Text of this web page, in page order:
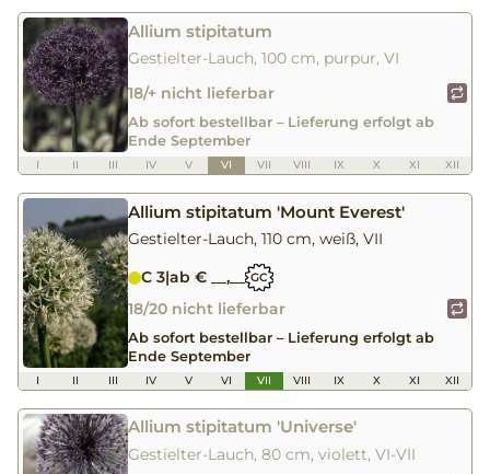
Allium stipitatum
Gestielter-Lauch, 100 cm, purpur, VI
18/+ nicht lieferbar
Ab sofort bestellbar – Lieferung erfolgt ab
Ende September
I II III IV V VI VII VIII IX X XI XII
Allium stipitatum 'Mount Everest'
Gestielter-Lauch, 110 cm, weiß, VII
C 3|ab € __,__ GC
18/20 nicht lieferbar
Ab sofort bestellbar – Lieferung erfolgt ab
Ende September
I II III IV V VI VII VIII IX X XI XII
Allium stipitatum 'Universe'
Gestielter-Lauch, 80 cm, violett, VI-VII